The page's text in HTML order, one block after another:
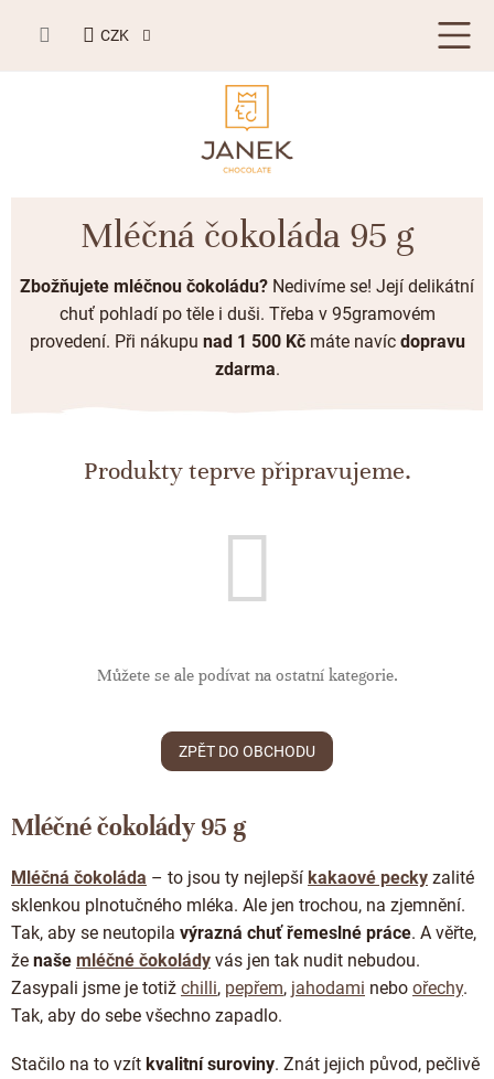
CZK
NÁKUPNÍ
KOŠÍK
BESTSELLERY
TABULKOVÁ ČOKOLÁDA
Plněné čokolády
Bílá čokoláda
BONBONIERY, PRALINKY A LANÝŽE
Kusové pralinky a lanýže
Svatební čokolády
Vánoční čokolády
JANEK Merchandise
Exkluzivní (limitované) spolupráce
Čokoládové krémy
Proteinová čokoláda
Obaleno v čokoládě
Snídaňové kaše
Káva - Coffeespot
Ořechy a ovoce
Doplňkový prodej
Kakaová hmota
Kakaové slupky
Čokoláda k dalšímu zpracování
Mléčná čokoláda 95 g
Zbožňujete mléčnou čokoládu? Nedivíme se! Její delikátní
chuť pohladí po těle i duši. Třeba v 95gramovém
provedení. Při nákupu nad 1 500 Kčmáte navíc dopravu
zdarma.
Produkty teprve připravujeme.
Můžete se ale podívat na ostatní kategorie.
ZPĚT DO OBCHODU
Mléčné čokolády 95 g
Mléčná čokoláda – to jsou ty nejlepší kakaové pecky zalité
sklenkou plnotučného mléka. Ale jen trochou, na zjemnění.
Tak, aby se neutopila výrazná chuť řemeslné práce. A věřte,
že naše mléčné čokolády vás jen tak nudit nebudou.
Zasypali jsme je totiž chilli, pepřem, jahodami nebo ořechy.
Tak, aby do sebe všechno zapadlo.
Stačilo na to vzít kvalitní suroviny. Znát jejich původ, pečlivě